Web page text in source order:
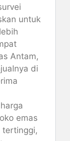
untuk
Antam,
di
emas
tertinggi,